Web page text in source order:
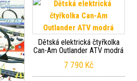
Dětská elektrická čtyřkolka
Can-Am Outlander ATV modrá
7 790 Kč